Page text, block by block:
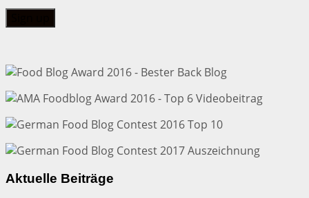
Aktuelle Beiträge